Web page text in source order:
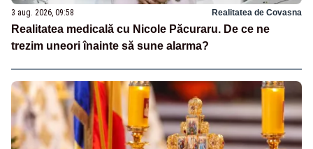
3 aug. 2026, 09:58 Realitatea de Covasna
Realitatea medicală cu Nicole Păcuraru. De ce ne
trezim uneori înainte să sune alarma?